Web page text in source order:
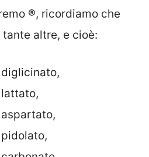
®, ricordiamo che
altre, e cioè: